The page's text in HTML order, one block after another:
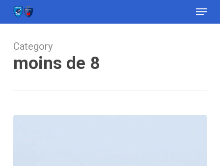
content
Menu
Category
moins de 8